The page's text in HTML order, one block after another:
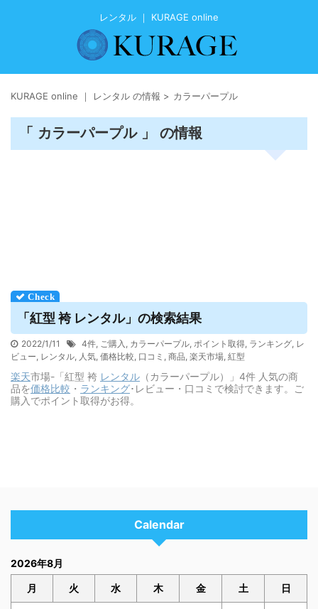
レンタル ｜ KURAGE online
KURAGE online ｜ レンタル の情報 > カラーパープル
「 カラーパープル 」 の情報
「紅型 袴 レンタル」の検索結果
2022/1/11 4件, ご購入 , カラーパープル, ポイント取得, ランキング, レ
ビュー, レンタル, 人気, 価格比較, 口コミ , 商品, 楽天市場, 紅型
楽天市場-「紅型 袴 レンタル （カラーパープル）」4件 人気の商
品を価格比較 ・ ランキング･レビュー・口コミで検討できます。ご
購入でポイント取得がお得。
Calendar
2026年8月
月 火 水 木 金 土 日